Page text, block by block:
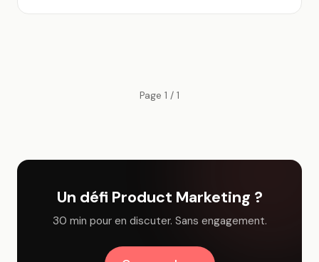
Page 1 / 1
Un défi Product Marketing ?
30 min pour en discuter. Sans engagement.